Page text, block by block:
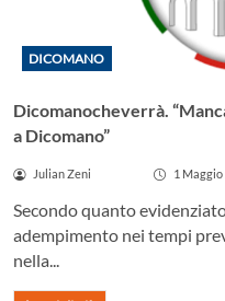
DICOMANO
Dicomanocheverrà.
a Dicomano”
Julian Zeni 1 Maggio
Secondo quanto
adempimento nei tempi
nella...